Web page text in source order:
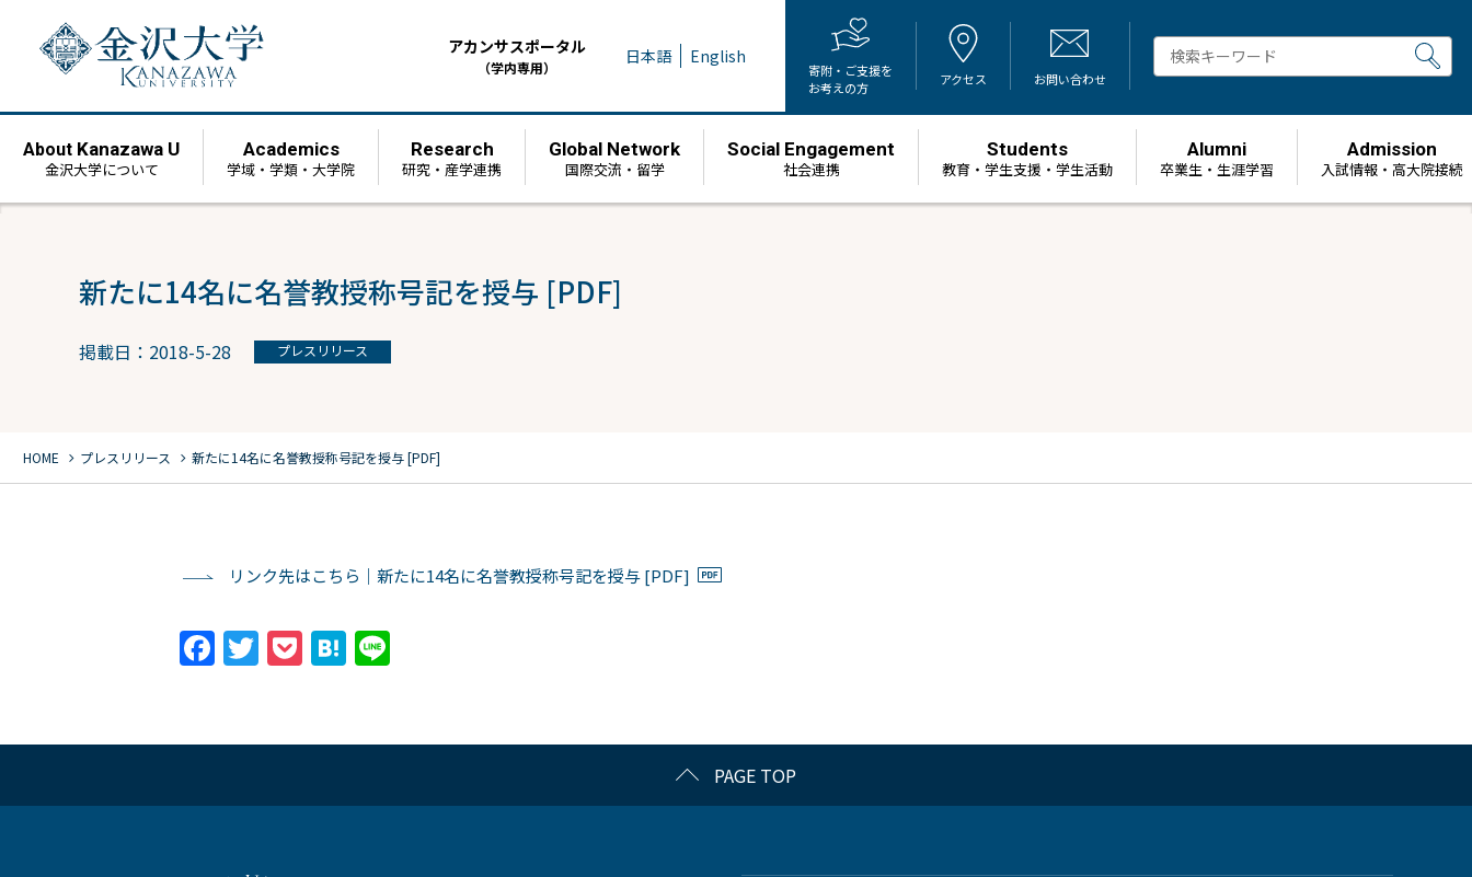
アカンサスポータル
（学内専用） 日本語 English
寄附・ご支援を
お考えの方
アクセス お問い合わせ
About Kanazawa U
金沢大学について
Academics
学域・学類・大学院
Research
研究・産学連携
Global Network
国際交流・留学
Social Engagement
社会連携
Students
教育・学生支援・学生活動
Alumni
卒業生・生涯学習
Admission
⼊試情報・高大院接続
新たに14名に名誉教授称号記を授与 [PDF]
掲載日：2018-5-28 プレスリリース
HOME chevron_right プレスリリース chevron_right 新たに14名に名誉教授称号記を授与 [PDF]
リンク先はこちら｜新たに14名に名誉教授称号記を授与 [PDF]
Facebook
Twitter
PocketHatena
PAGE TOP